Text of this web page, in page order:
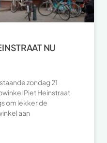
NU
zondag 21
Piet Heinstraat
om lekker de
aan